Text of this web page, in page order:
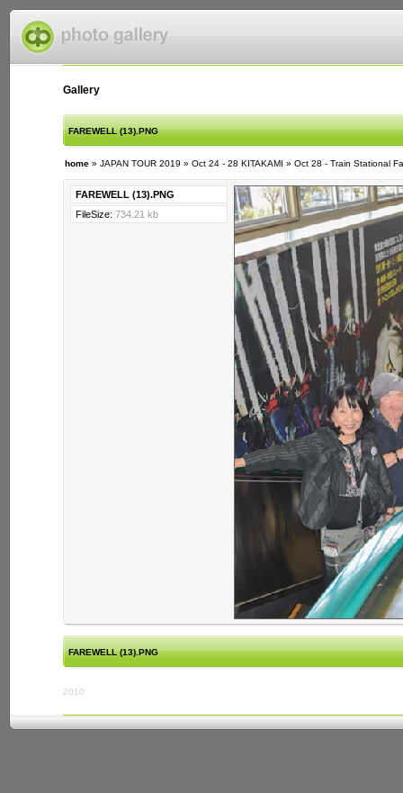
Gallery
FAREWELL (13).PNG
home » JAPAN TOUR 2019 » Oct 24 - 28 KITAKAMI » Oct 28 - Train Stational
FAREWELL (13).PNG
FileSize: 734.21 kb
FAREWELL (13).PNG
2010